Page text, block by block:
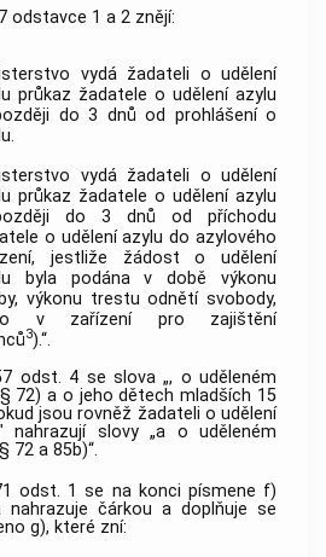
odstavce 1 a 2 znějí:
vydá žadateli o udělení
průkaz žadatele o udělení azylu
do 3 dnů od prohlášení o
vydá žadateli o udělení
průkaz žadatele o udělení azylu
do 3 dnů od příchodu
o udělení azylu do azylového
jestliže žádost o udělení
byla podána v době výkonu
výkonu trestu odnětí svobody,
v zařízení pro zajištění
3).“.
odst. 4 se slova „, o uděleném
72) a o jeho dětech mladších 15
jsou rovněž žadateli o udělení
nahrazují slovy „a o uděleném
72 a 85b)“.
odst. 1 se na konci písmene f)
nahrazuje čárkou a doplňuje se
g), které zní: